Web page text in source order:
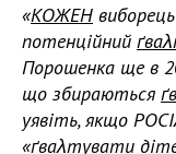
«КОЖЕН
потенційний
Порошенка ще в
що збираються
уявіть, якщо
«ґваλтувати